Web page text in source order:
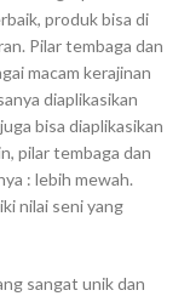
produk bisa di
Pilar tembaga dan
macam kerajinan
diaplikasikan
bisa diaplikasikan
pilar tembaga dan
: lebih mewah.
nilai seni yang
sangat unik dan